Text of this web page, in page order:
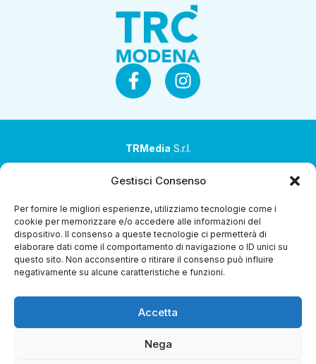
Gestisci Consenso
Per fornire le migliori esperienze, utilizziamo tecnologie come i
cookie per memorizzare e/o accedere alle informazioni del
dispositivo. Il consenso a queste tecnologie ci permetterà di
elaborare dati come il comportamento di navigazione o ID unici su
questo sito. Non acconsentire o ritirare il consenso può influire
negativamente su alcune caratteristiche e funzioni.
Accetta
Nega
TRMedia S.r.l.
coordinamento da parte di Coop Alleanza 3.0 Soc. Coop.
Sede legale: via Ragazzi del ’99 nr. 51 42124 Reggio Emilia
(RE)
P.Iva 00651840365
Home i Programmi Diretta Streaming Guida TV
Chi
Gerenza